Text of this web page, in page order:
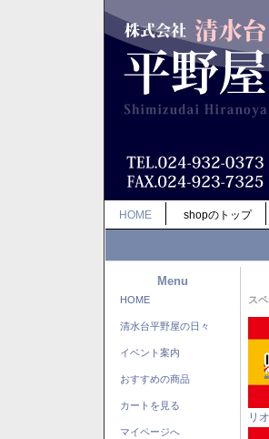
HOME shopのトップ
Menu
HOME
清水台平野屋の日々
イベント案内
おすすめの商品
カートを見る
マイページへ
ス
リ